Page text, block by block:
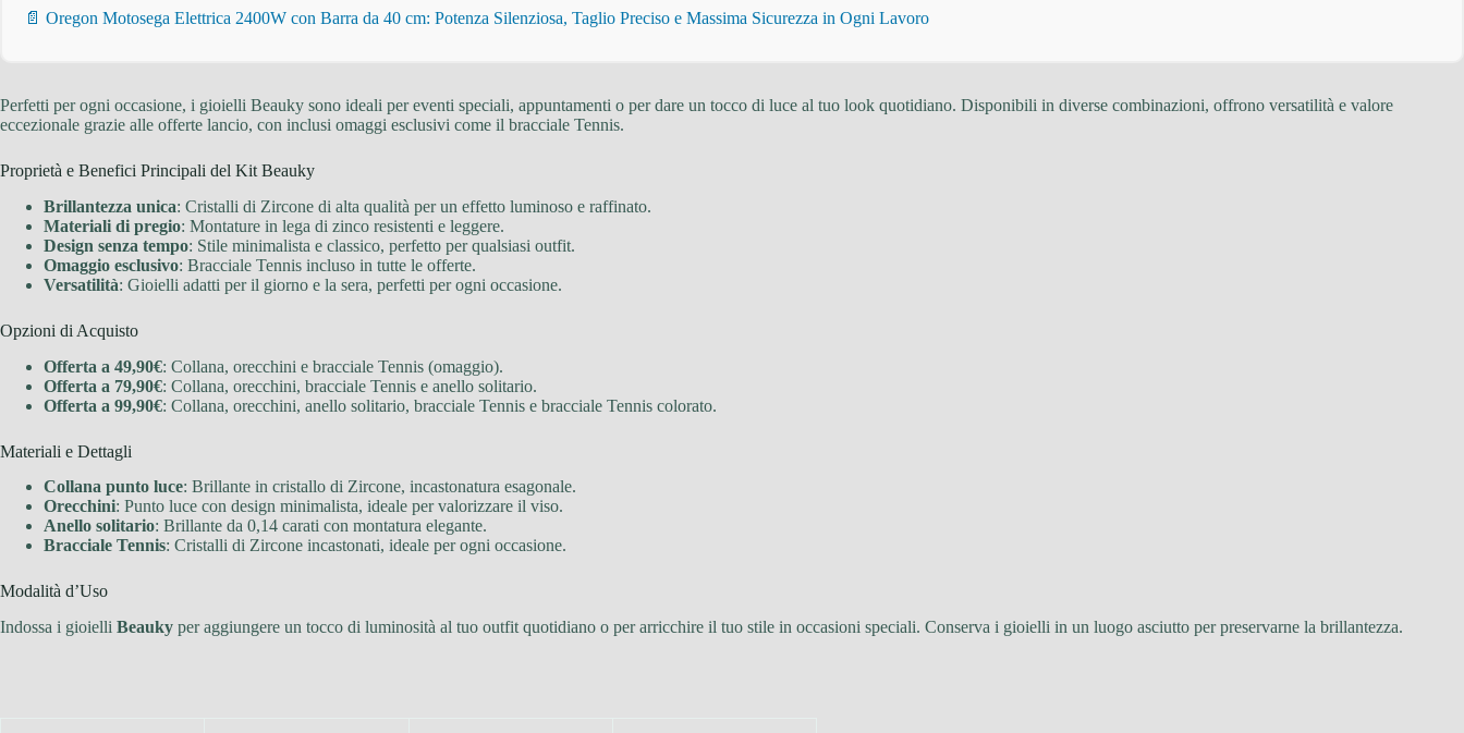
📄 Oregon Motosega Elettrica 2400W con Barra da 40 cm: Potenza Silenziosa, Taglio Preciso e Massima Sicurezza in Ogni Lavoro
Perfetti per ogni occasione, i gioielli Beauky sono ideali per eventi speciali, appuntamenti o per dare un tocco di luce al tuo look quotidiano. Disponibili in diverse combinazioni, offrono versatilità e valore
eccezionale grazie alle offerte lancio, con inclusi omaggi esclusivi come il bracciale Tennis.
Proprietà e Benefici Principali del Kit Beauky
Brillantezza unica: Cristalli di Zircone di alta qualità per un effetto luminoso e raffinato.
Materiali di pregio: Montature in lega di zinco resistenti e leggere.
Design senza tempo: Stile minimalista e classico, perfetto per qualsiasi outfit.
Omaggio esclusivo: Bracciale Tennis incluso in tutte le offerte.
Versatilità: Gioielli adatti per il giorno e la sera, perfetti per ogni occasione.
Opzioni di Acquisto
Offerta a 49,90€: Collana, orecchini e bracciale Tennis (omaggio).
Offerta a 79,90€: Collana, orecchini, bracciale Tennis e anello solitario.
Offerta a 99,90€: Collana, orecchini, anello solitario, bracciale Tennis e bracciale Tennis colorato.
Materiali e Dettagli
Collana punto luce: Brillante in cristallo di Zircone, incastonatura esagonale.
Orecchini: Punto luce con design minimalista, ideale per valorizzare il viso.
Anello solitario: Brillante da 0,14 carati con montatura elegante.
Bracciale Tennis: Cristalli di Zircone incastonati, ideale per ogni occasione.
Modalità d’Uso
Indossa i gioielli Beauky per aggiungere un tocco di luminosità al tuo outfit quotidiano o per arricchire il tuo stile in occasioni speciali. Conserva i gioielli in un luogo asciutto per preservarne la brillantezza.